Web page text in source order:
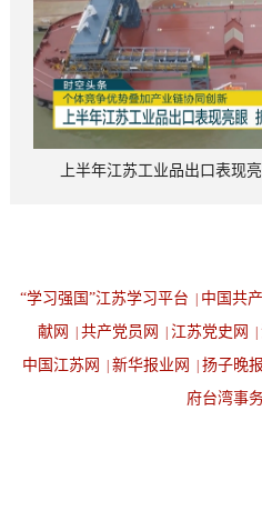
上半年江苏工业品出口表现
“学习强国”江苏学习平台 中国共
献网
共产党员网 江苏党史网
中国江苏网
新华报业网 扬子晚
府台湾事